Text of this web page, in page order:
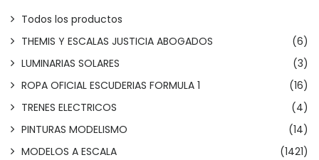
Todos los productos
THEMIS Y ESCALAS JUSTICIA ABOGADOS
(6)
LUMINARIAS SOLARES
(3)
ROPA OFICIAL ESCUDERIAS FORMULA 1
(16)
TRENES ELECTRICOS
(4)
PINTURAS MODELISMO
(14)
MODELOS A ESCALA
(1421)